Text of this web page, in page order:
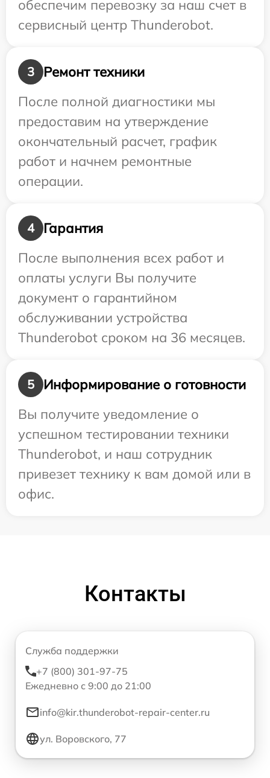
обеспечим перевозку за наш счет в
сервисный центр Thunderobot.
3
Ремонт техники
После полной диагностики мы
предоставим на утверждение
окончательный расчет, график
работ и начнем ремонтные
операции.
4
Гарантия
После выполнения всех работ и
оплаты услуги Вы получите
документ о гарантийном
обслуживании устройства
Thunderobot сроком на 36 месяцев.
5
Информирование о готовности
Вы получите уведомление о
успешном тестировании техники
Thunderobot, и наш сотрудник
привезет технику к вам домой или в
офис.
Контакты
Служба поддержки
+7 (800) 301-97-75
Ежедневно с 9:00 до 21:00
info@kir.thunderobot-repair-center.ru
ул. Воровского, 77